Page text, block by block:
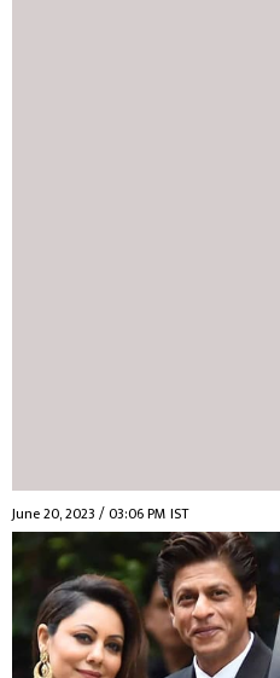
June 20, 2023 / 03:06 PM IST